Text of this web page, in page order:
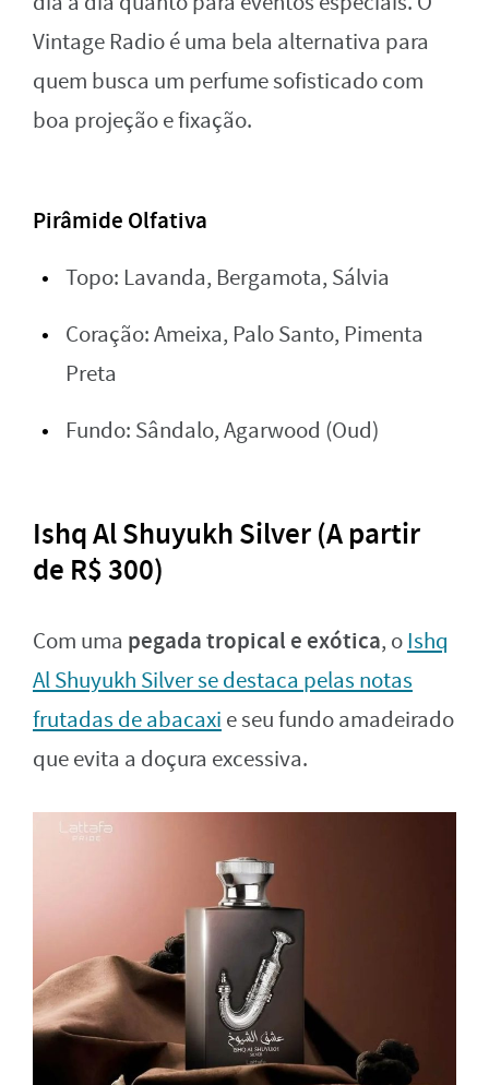
Vintage Radio é uma bela alternativa para
quem busca um perfume sofisticado com
boa projeção e fixação.
Pirâmide Olfativa
Topo: Lavanda, Bergamota, Sálvia
Coração: Ameixa, Palo Santo, Pimenta
Preta
Fundo: Sândalo, Agarwood (Oud)
Ishq Al Shuyukh Silver (A partir
de R$ 300)
Com uma pegada tropical e exótica, oIshq
Al Shuyukh Silver se destaca pelas notas
frutadas de abacaxi e seu fundo amadeirado
que evita a doçura excessiva.